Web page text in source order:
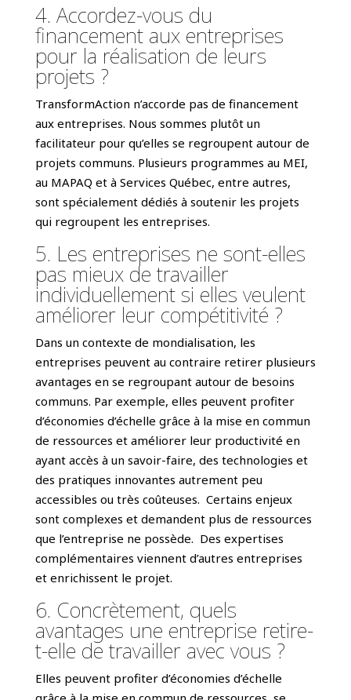
4. Accordez-vous du
financement aux entreprises
pour la réalisation de leurs
projets ?
TransformAction n’accorde pas de financement
aux entreprises. Nous sommes plutôt un
facilitateur pour qu’elles se regroupent autour de
projets communs. Plusieurs programmes au MEI,
au MAPAQ et à Services Québec, entre autres,
sont spécialement dédiés à soutenir les projets
qui regroupent les entreprises.
5. Les entreprises ne sont-elles
pas mieux de travailler
individuellement si elles veulent
améliorer leur compétitivité ?
Dans un contexte de mondialisation, les
entreprises peuvent au contraire retirer plusieurs
avantages en se regroupant autour de besoins
communs. Par exemple, elles peuvent profiter
d’économies d’échelle grâce à la mise en commun
de ressources et améliorer leur productivité en
ayant accès à un savoir-faire, des technologies et
des pratiques innovantes autrement peu
accessibles ou très coûteuses. Certains enjeux
sont complexes et demandent plus de ressources
que l’entreprise ne possède. Des expertises
complémentaires viennent d’autres entreprises
et enrichissent le projet.
6. Concrètement, quels
avantages une entreprise retire-
t-elle de travailler avec vous ?
Elles peuvent profiter d’économies d’échelle